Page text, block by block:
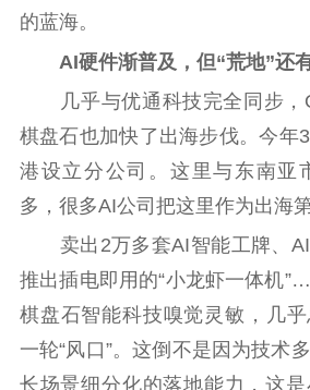
的蓝海。
AI硬件渐普及，但“荒地”还
几乎与优通科技完全同步，
棋盘石也加快了出海步伐。今年
港设立分公司。这里与东南亚
多，很多AI公司把这里作为出海第
卖出2万多套AI智能工牌、AI
推出插电即用的“小龙虾一体机
棋盘石智能科技嗅觉灵敏，几
一轮“风口”。这倒不是因为技术
长场景细分化的落地能力，这是